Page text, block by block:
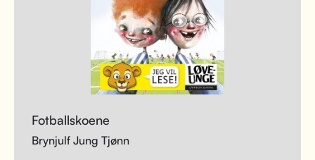
Fotballskoene
Brynjulf Jung Tjønn